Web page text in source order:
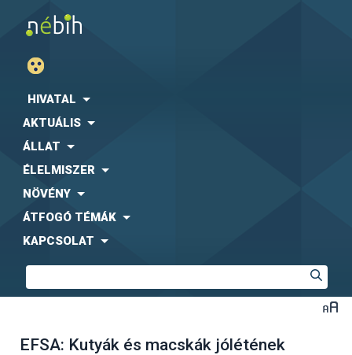
HIVATAL
AKTUÁLIS
ÁLLAT
ÉLELMISZER
NÖVÉNY
ÁTFOGÓ TÉMÁK
KAPCSOLAT
EFSA: Kutyák és macskák jólétének